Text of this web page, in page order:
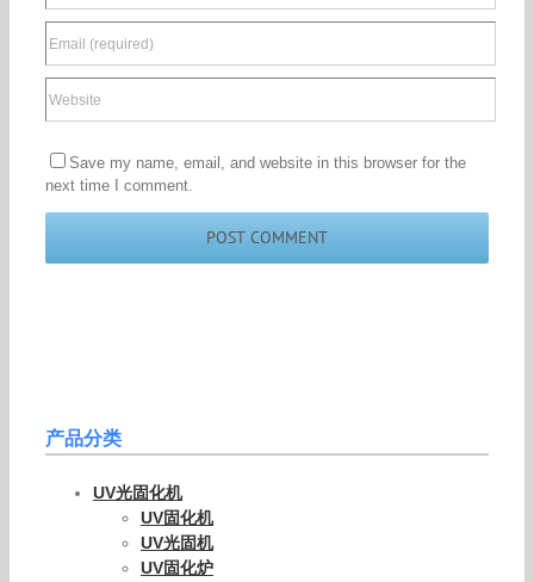
Save my name, email, and website in this browser for the
next time I comment.
产品分类
UV光固化机
UV固化机
UV光固机
UV固化炉